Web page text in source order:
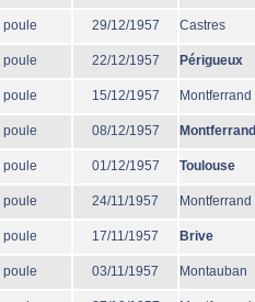
poule 29/12/1957 Castres
poule 22/12/1957 Périgueux
poule 15/12/1957 Montferrand
poule 08/12/1957 Montferrand
poule 01/12/1957 Toulouse
poule 24/11/1957 Montferrand
poule 17/11/1957 Brive
poule 03/11/1957 Montauban